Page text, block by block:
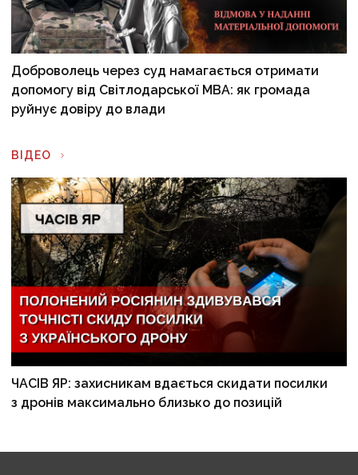
Доброволець через суд намагається отримати
допомогу від Світлодарської МВА: як громада
руйнує довіру до влади
ВІДЕО
ЧАСІВ ЯР: захисникам вдається скидати посилки
з дронів максимально близько до позицій